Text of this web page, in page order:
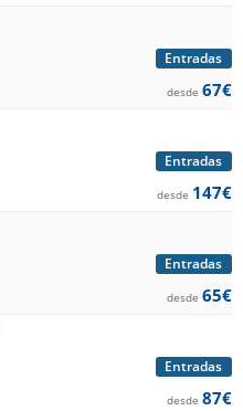
Entradas
desde 67€
Entradas
desde 147€
Entradas
desde 65€
Entradas
desde 87€